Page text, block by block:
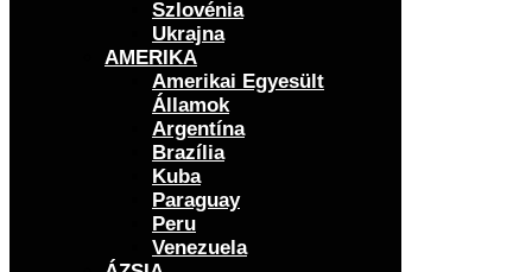
Szlovénia
Ukrajna
AMERIKA
Amerikai Egyesült
Államok
Argentína
Brazília
Kuba
Paraguay
Peru
Venezuela